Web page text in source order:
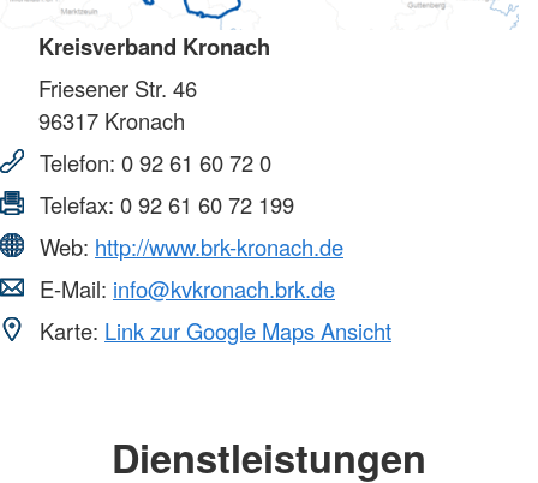
Kreisverband Kronach
Friesener Str. 46
96317 Kronach
Telefon: 0 92 61 60 72 0
Telefax: 0 92 61 60 72 199
Web: http://www.brk-kronach.de
E-Mail: info@kvkronach.brk.de
Karte: Link zur Google Maps Ansicht
Dienstleistungen